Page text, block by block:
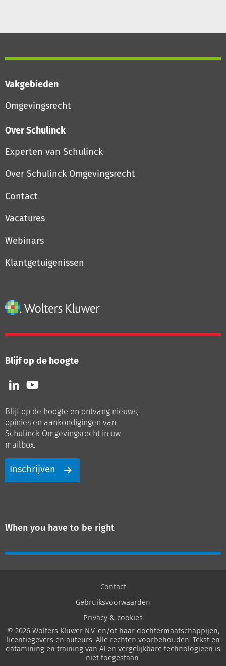
Vakgebieden
Omgevingsrecht
Over Schulinck
Experten van Schulinck
Over Schulinck Omgevingsrecht
Contact
Vacatures
Webinars
Klantgetuigenissen
Blijf op de hoogte
Volg
ons
LinkedIn
Volg
ons
Youtube
Blijf op de hoogte en ontvang nieuws,
opinies en aankondigingen van
Schulinck Omgevingsrecht in uw
mailbox.
Inschrijven
When you have to be right
Contact
Gebruiksvoorwaarden
Privacy & cookies
© 2026 Wolters Kluwer N.V. en/of haar dochtermaatschappijen,
licentiegevers en auteurs. Alle rechten voorbehouden. Tekst en
datamining en training van AI en vergelijkbare technologieën is
niet toegestaan.